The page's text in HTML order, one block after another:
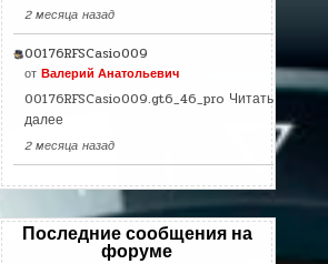
2 месяца назад
00176RFSCasio009
от Валерий Анатольевич
00176RFSCasio009.gt6_46_pro Читать
далее
2 месяца назад
Последние сообщения на
форуме